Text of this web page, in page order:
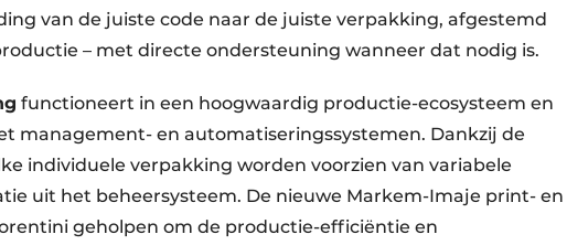
van de juiste code naar de juiste verpakking, afgestemd
– met directe ondersteuning wanneer dat nodig is.
functioneert in een hoogwaardig productie-ecosysteem en
management- en automatiseringssystemen. Dankzij de
individuele verpakking worden voorzien van variabele
uit het beheersysteem. De nieuwe Markem-Imaje print- en
geholpen om de productie-efficiëntie en